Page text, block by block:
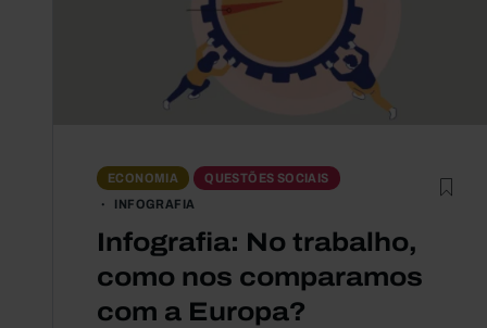
ECONOMIA
QUESTÕES SOCIAIS
INFOGRAFIA
Infografia: No trabalho,
como nos comparamos
com a Europa?